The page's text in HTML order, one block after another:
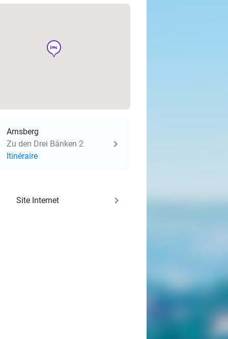
hotel
Arnsberg
Zu den Drei Bänken 2
Itinéraire
Site Internet keyboard_arrow_right